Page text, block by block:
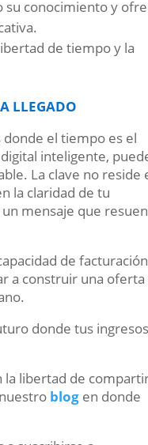
su conocimiento y
de tiempo y la
LLEGADO
el tiempo es el
inteligente,
La clave no reside
la claridad de tu
mensaje que
de facturación
a construir una oferta
donde tus ingresos
la libertad de
blog en donde